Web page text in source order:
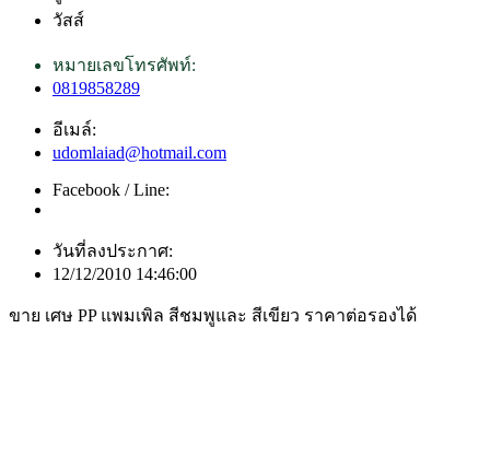
วัสส์
หมายเลขโทรศัพท์:
0819858289
อีเมล์:
udomlaiad@hotmail.com
Facebook / Line:
วันที่ลงประกาศ:
12/12/2010 14:46:00
ขาย เศษ PP แพมเพิล สีชมพูและ สีเขียว ราคาต่อรองได้